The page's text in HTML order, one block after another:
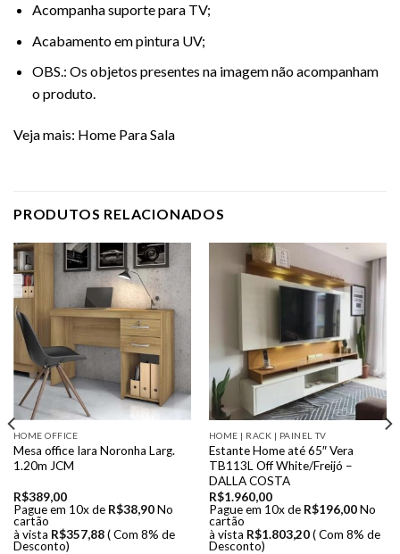
Acompanha suporte para TV;
Acabamento em pintura UV;
OBS.: Os objetos presentes na imagem não acompanham
o produto.
Veja mais: Home Para Sala
PRODUTOS RELACIONADOS
HOME OFFICE
Mesa office Iara Noronha Larg.
1.20m JCM
R$389,00
Pague em 10x de R$38,90 No
cartão
à vista R$357,88 ( Com 8% de
Desconto)
HOME | RACK | PAINEL TV
Estante Home até 65″ Vera
TB113L Off White/Freijó –
DALLA COSTA
R$1.960,00
Pague em 10x de R$196,00 No
cartão
à vista R$1.803,20 ( Com 8% de
Desconto)